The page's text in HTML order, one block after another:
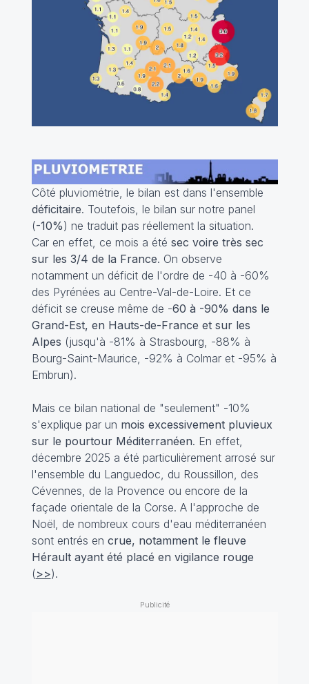
Côté pluviométrie, le bilan est dans l'ensemble
déficitaire. Toutefois, le bilan sur notre panel
(-10%) ne traduit pas réellement la situation.
Car en effet, ce mois a été sec voire très sec
sur les 3/4 de la France. On observe
notamment un déficit de l'ordre de -40 à -60%
des Pyrénées au Centre-Val-de-Loire. Et ce
déficit se creuse même de -60 à -90% dans le
Grand-Est, en Hauts-de-France et sur les
Alpes (jusqu'à -81% à Strasbourg, -88% à
Bourg-Saint-Maurice, -92% à Colmar et -95% à
Embrun).
Mais ce bilan national de "seulement" -10%
s'explique par un mois excessivement pluvieux
sur le pourtour Méditerranéen. En effet,
décembre 2025 a été particulièrement arrosé sur
l'ensemble du Languedoc, du Roussillon, des
Cévennes, de la Provence ou encore de la
façade orientale de la Corse. A l'approche de
Noël, de nombreux cours d'eau méditerranéen
sont entrés en crue, notamment le fleuve
Hérault ayant été placé en vigilance rouge
(>>).